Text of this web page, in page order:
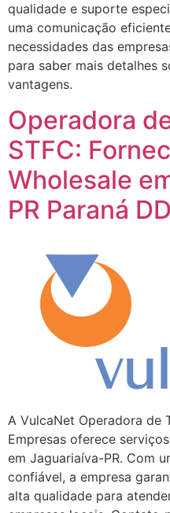
qualidade e suporte
uma comunicação
necessidades das
para saber mais detalhes
vantagens.
Operadora
STFC:
Wholesale
PR Paraná
A VulcaNet Operadora de
Empresas oferece
em Jaguariaíva-PR. Com
confiável, a empresa
alta qualidade para